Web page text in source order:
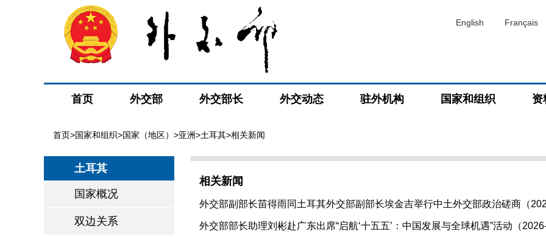
English Français
首页 外交部 外交部长 外交动态 驻外机构 国家和组织 资
首页>国家和组织>国家（地区） >亚洲>土耳其>相关新闻
土耳其
国家概况
双边关系
相关新闻
外交部副部长苗得雨同土耳其外交部副部长埃金吉举行中土外交部政治磋商（
外交部部长助理刘彬赴广东出席“启航‘十五五’：中国发展与全球机遇”活动（